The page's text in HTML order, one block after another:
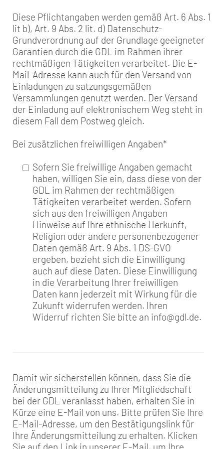
Diese Pflichtangaben werden gemäß Art. 6 Abs. 1
lit b), Art. 9 Abs. 2 lit. d) Datenschutz-
Grundverordnung auf der Grundlage geeigneter
Garantien durch die GDL im Rahmen ihrer
rechtmäßigen Tätigkeiten verarbeitet. Die E-
Mail-Adresse kann auch für den Versand von
Einladungen zu satzungsgemäßen
Versammlungen genutzt werden. Der Versand
der Einladung auf elektronischem Weg steht in
diesem Fall dem Postweg gleich.
Bei zusätzlichen freiwilligen Angaben*
Sofern Sie freiwillige Angaben gemacht
haben, willigen Sie ein, dass diese von der
GDL im Rahmen der rechtmäßigen
Tätigkeiten verarbeitet werden. Sofern
sich aus den freiwilligen Angaben
Hinweise auf Ihre ethnische Herkunft,
Religion oder andere personenbezogener
Daten gemäß Art. 9 Abs. 1 DS-GVO
ergeben, bezieht sich die Einwilligung
auch auf diese Daten. Diese Einwilligung
in die Verarbeitung Ihrer freiwilligen
Daten kann jederzeit mit Wirkung für die
Zukunft widerrufen werden. Ihren
Widerruf richten Sie bitte an info@gdl.de.
Damit wir sicherstellen können, dass Sie die
Änderungsmitteilung zu Ihrer Mitgliedschaft
bei der GDL veranlasst haben, erhalten Sie in
Kürze eine E-Mail von uns. Bitte prüfen Sie Ihre
E-Mail-Adresse, um den Bestätigungslink für
Ihre Änderungsmitteilung zu erhalten. Klicken